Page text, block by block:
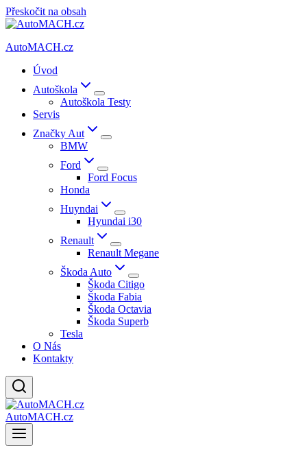
Přeskočit na obsah
AutoMACH.cz
Úvod
Autoškola
Autoškola Testy
Servis
Značky Aut
BMW
Ford
Ford Focus
Honda
Huyndai
Hyundai i30
Renault
Renault Megane
Škoda Auto
Škoda Citigo
Škoda Fabia
Škoda Octavia
Škoda Superb
Tesla
O Nás
Kontakty
AutoMACH.cz